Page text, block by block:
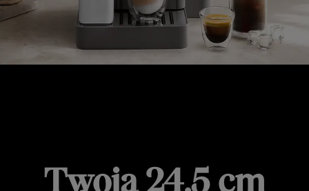
Twoja 24,5 cm